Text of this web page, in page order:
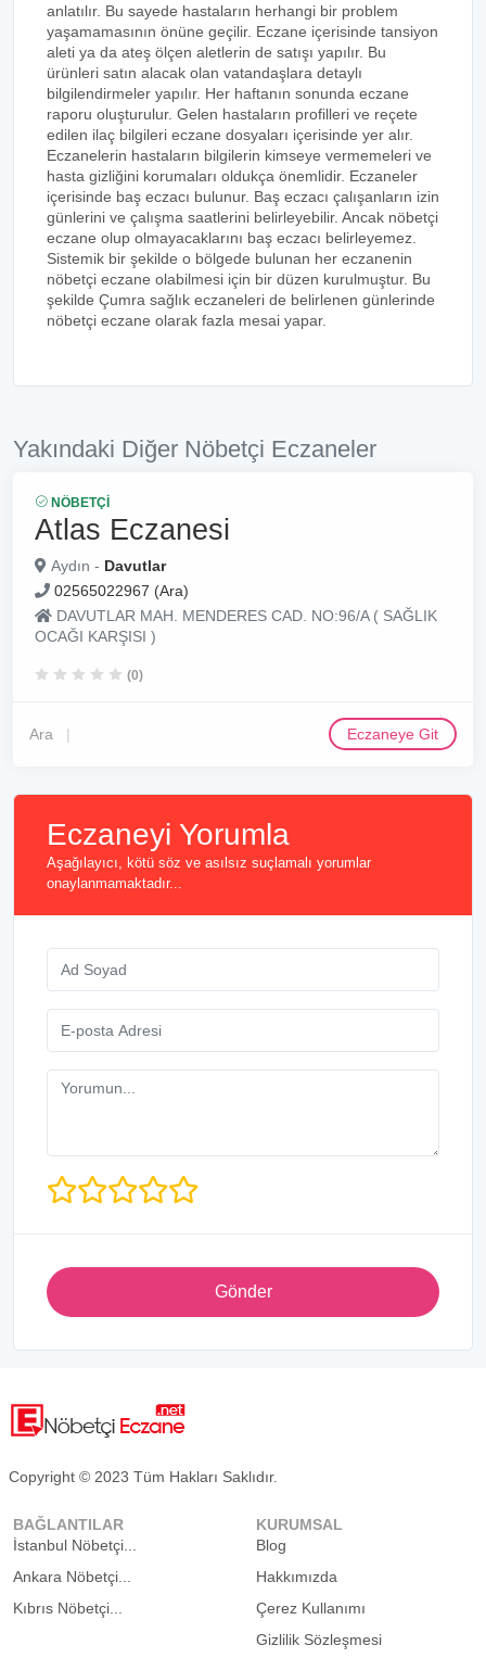
anlatılır. Bu sayede hastaların herhangi bir problem
yaşamamasının önüne geçilir. Eczane içerisinde tansiyon
aleti ya da ateş ölçen aletlerin de satışı yapılır. Bu
ürünleri satın alacak olan vatandaşlara detaylı
bilgilendirmeler yapılır. Her haftanın sonunda eczane
raporu oluşturulur. Gelen hastaların profilleri ve reçete
edilen ilaç bilgileri eczane dosyaları içerisinde yer alır.
Eczanelerin hastaların bilgilerin kimseye vermemeleri ve
hasta gizliğini korumaları oldukça önemlidir. Eczaneler
içerisinde baş eczacı bulunur. Baş eczacı çalışanların izin
günlerini ve çalışma saatlerini belirleyebilir. Ancak nöbetçi
eczane olup olmayacaklarını baş eczacı belirleyemez.
Sistemik bir şekilde o bölgede bulunan her eczanenin
nöbetçi eczane olabilmesi için bir düzen kurulmuştur. Bu
şekilde Çumra sağlık eczaneleri de belirlenen günlerinde
nöbetçi eczane olarak fazla mesai yapar.
Yakındaki Diğer Nöbetçi Eczaneler
NÖBETÇI
Atlas Eczanesi
Aydın - Davutlar
02565022967 (Ara)
DAVUTLAR MAH. MENDERES CAD. NO:96/A ( SAĞLIK
OCAĞI KARŞISI )
(0)
Ara Eczaneye Git
Eczaneyi Yorumla
Aşağılayıcı, kötü söz ve asılsız suçlamalı yorumlar
onaylanmamaktadır...
Gönder
Copyright © 2023 Tüm Hakları Saklıdır.
BAĞLANTILAR
İstanbul Nöbetçi...
Ankara Nöbetçi...
Kıbrıs Nöbetçi...
KURUMSAL
Blog
Hakkımızda
Çerez Kullanımı
Gizlilik Sözleşmesi